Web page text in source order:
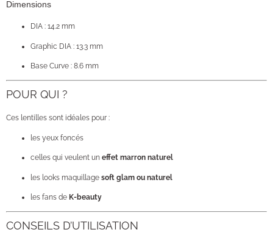
Dimensions
DIA : 14.2 mm
Graphic DIA : 13.3 mm
Base Curve : 8.6 mm
POUR QUI ?
Ces lentilles sont idéales pour :
les yeux foncés
celles qui veulent un effet marron naturel
les looks maquillage soft glam ou naturel
les fans de K-beauty
CONSEILS D’UTILISATION